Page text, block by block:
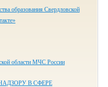
образования Свердловской
области МЧС России
В СФЕРЕ